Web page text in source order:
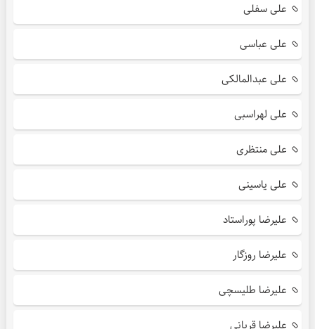
علی سفلی
علی عباسی
علی عبدالمالکی
علی لهراسبی
علی منتظری
علی یاسینی
علیرضا پوراستاد
علیرضا روزگار
علیرضا طلیسچی
علیرضا قربانی